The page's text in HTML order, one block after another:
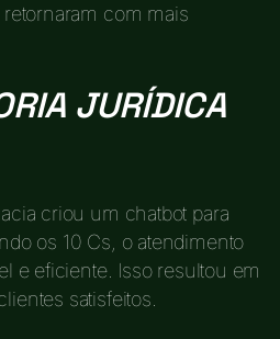
com mais
JURÍDICA
criou um chatbot para
os 10 Cs, o atendimento
e eficiente. Isso resultou em
satisfeitos.